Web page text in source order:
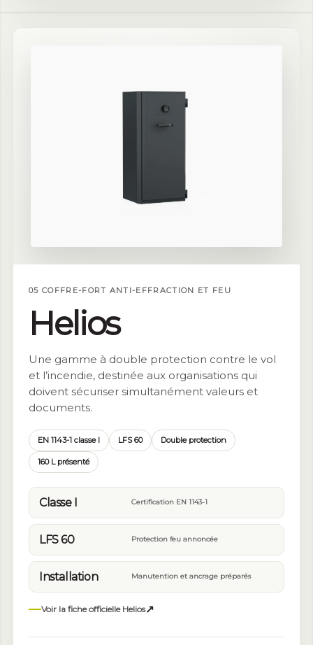
05 COFFRE-FORT ANTI-EFFRACTION ET FEU
Helios
Une gamme à double protection contre le vol
et l’incendie, destinée aux organisations qui
doivent sécuriser simultanément valeurs et
documents.
EN 1143-1 classe I LFS 60 Double protection
160 L présenté
Classe I Certification EN 1143-1
LFS 60 Protection feu annoncée
Installation Manutention et ancrage préparés
Voir la fiche officielle Helios↗